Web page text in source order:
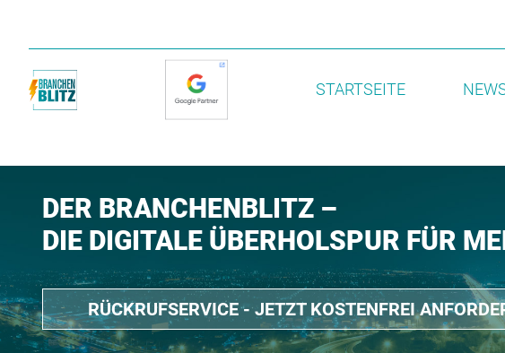
STARTSEITE
DER BRANCHENBLITZ –
DIE DIGITALE ÜBERHOLSPUR FÜR
RÜCKRUFSERVICE - JETZT KOSTENFREI